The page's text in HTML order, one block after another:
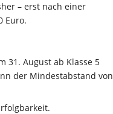
– erst nach einer
Euro.
31. August ab Klasse 5
der Mindestabstand von